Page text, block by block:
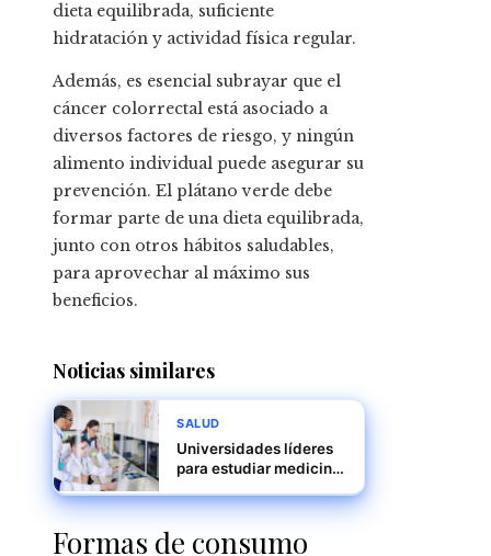
dieta equilibrada, suficiente
hidratación y actividad física regular.
Además, es esencial subrayar que el
cáncer colorrectal está asociado a
diversos factores de riesgo, y ningún
alimento individual puede asegurar su
prevención. El plátano verde debe
formar parte de una dieta equilibrada,
junto con otros hábitos saludables,
para aprovechar al máximo sus
beneficios.
Noticias similares
SALUD
Universidades líderes
para estudiar medicina
Formas de consumo